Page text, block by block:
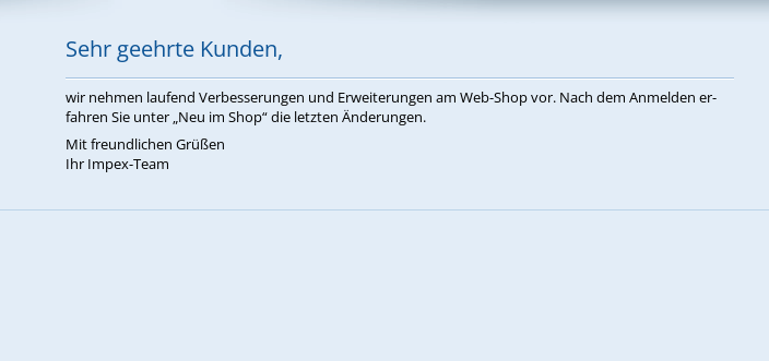
Sehr ge­ehr­te Kun­den,
wir neh­men lau­fend Ver­bes­se­run­gen und Er­wei­te­run­gen am Web-Shop vor. Nach dem An­mel­den er­
fah­ren Sie un­ter „Neu im Shop“ die letz­ten Än­de­run­gen.
Mit freund­li­chen Grü­ßen
Ihr Im­pex-Team